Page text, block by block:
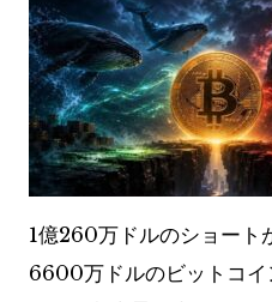
1億260万ドルのショート
6600万ドルのビットコイ